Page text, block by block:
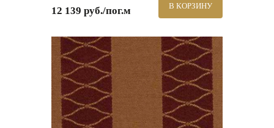
12 139 руб./пог.м В КОРЗИНУ